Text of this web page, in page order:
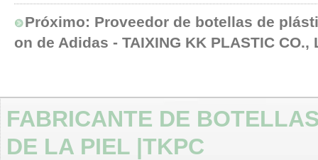
Próximo: Proveedor de botellas de
on de Adidas - TAIXING KK PLASTIC CO.,
FABRICANTE DE
DE LA PIEL |TKPC